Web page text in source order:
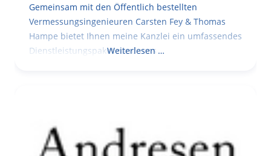
Gemeinsam mit den Öffentlich bestellten
Vermessungsingenieuren Carsten Fey & Thomas
Hampe bietet Ihnen meine Kanzlei ein umfassendes
Dienstleistungspaket rund ums
Weiterlesen …